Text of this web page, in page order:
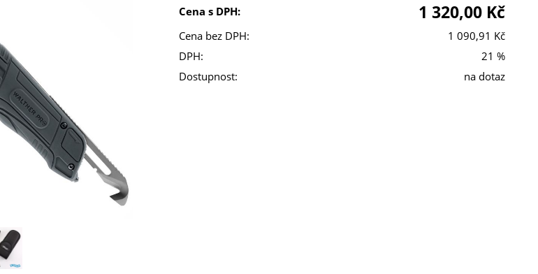
Cena s DPH:
1 320,00 Kč
Cena bez DPH:
1 090,91 Kč
DPH:
21 %
Dostupnost:
na dotaz